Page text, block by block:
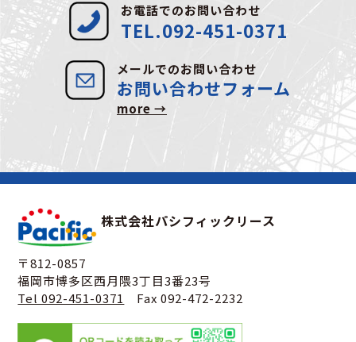
お電話でのお問い合わせ
TEL.092-451-0371
メールでのお問い合わせ
お問い合わせフォーム
more →
株式会社パシフィックリース
〒812-0857
福岡市博多区西月隈3丁目3番23号
Tel 092-451-0371
Fax 092-472-2232